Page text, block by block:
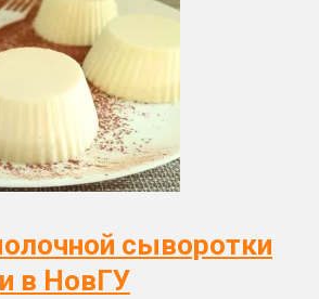
сыворотки
в НовГУ